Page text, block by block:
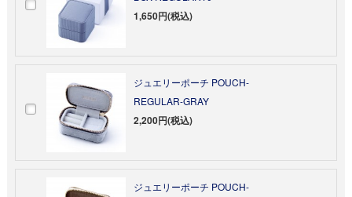
1,650円(税込)
ジュエリーポーチ POUCH-
REGULAR-GRAY
2,200円(税込)
ジュエリーポーチ POUCH-